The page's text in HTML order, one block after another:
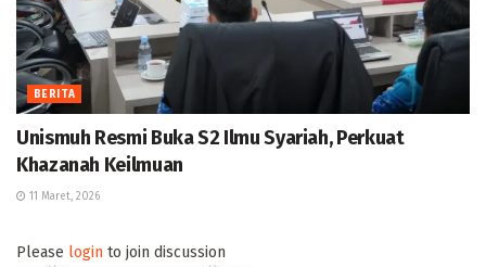
BERITA
Unismuh Resmi Buka S2 Ilmu Syariah, Perkuat
Khazanah Keilmuan
11 Maret, 2026
Please login to join discussion